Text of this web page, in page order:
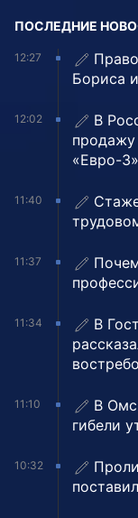
ПОСЛЕДНИЕ
12:27
Бориса
12:02
В
продажу
«Евро-
11:40
11:37
11:34
В
11:10
В
гибели
10:32